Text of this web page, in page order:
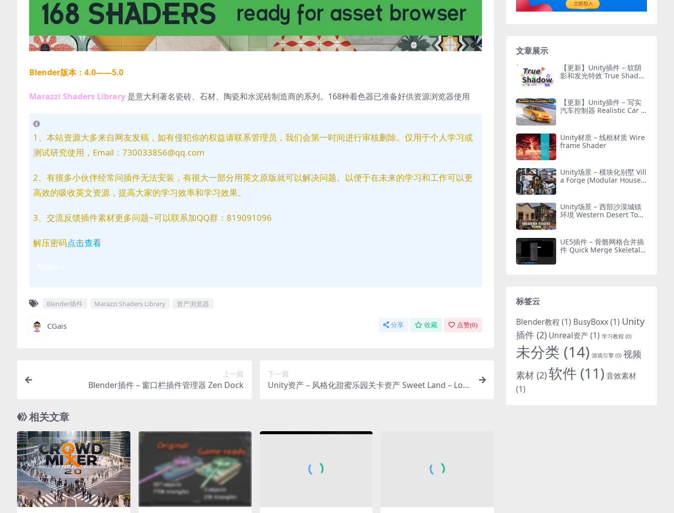
Blender版本：4.0——5.0
Marazzi Shaders Library 是意大利著名瓷砖、石材、陶瓷和水泥砖制造商的系列。168种着色器已准备好供资源浏览器使用
1、本站资源大多来自网友发稿，如有侵犯你的权益请联系管理员，我们会第一时间进行审核删除。仅用于个人学习或
测试研究使用，Email：730033856@qq.com
2、有很多小伙伴经常问插件无法安装，有很大一部分用英文原版就可以解决问题。以便于在未来的学习和工作可以更
高效的吸收英文资源，提高大家的学习效率和学习效果。
3、交流反馈插件素材更多问题~可以联系加QQ群：819091096
解压密码点击查看
Blender插件 Marazzi Shaders Library 资产浏览器
CGais 分享 收藏 点赞(0)
上一篇
Blender插件 – 窗口栏插件管理器 Zen Dock
下一篇
Unity资产 – 风格化甜蜜乐园关卡资产 Sweet Land – Low
相关文章
文章展示
【更新】Unity插件 – 软阴
影和发光特效 True Shado
【更新】Unity插件 – 写实
汽车控制器 Realistic Car C
Unity材质 – 线框材质 Wire
frame Shader
Unity场景 – 模块化别墅 Vill
a Forge (Modular House,
wn)
Unity场景 – 西部沙漠城镇
环境 Western Desert Tow
UE5插件 – 骨骼网格合并插
件 Quick Merge Skeletal
标签云
Blender教程 (1) BusyBoxx(1) Unity
插件 (2) Unreal资产(1) 学习教程 (0)
未分类 (14) 游戏引擎 (0) 视频
素材 (2)软件 (11)音效素材
(1)